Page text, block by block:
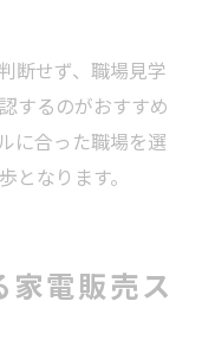
断せず、職場見学
するのがおすすめ
に合った職場を選
となります。
電販売ス